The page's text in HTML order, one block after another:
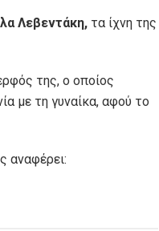
Λεβεντάκη, τα ίχνη της
της, ο οποίος
με τη γυναίκα, αφού το
αναφέρει: